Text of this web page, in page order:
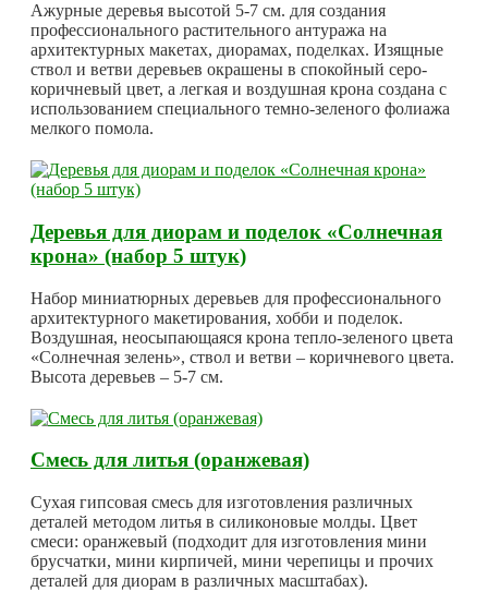
Ажурные деревья высотой 5-7 см. для создания
профессионального растительного антуража на
архитектурных макетах, диорамах, поделках. Изящные
ствол и ветви деревьев окрашены в спокойный серо-
коричневый цвет, а легкая и воздушная крона создана с
использованием специального темно-зеленого фолиажа
мелкого помола.
Деревья для диорам и поделок «Солнечная
крона» (набор 5 штук)
Набор миниатюрных деревьев для профессионального
архитектурного макетирования, хобби и поделок.
Воздушная, неосыпающаяся крона тепло-зеленого цвета
«Солнечная зелень», ствол и ветви – коричневого цвета.
Высота деревьев – 5-7 см.
Смесь для литья (оранжевая)
Сухая гипсовая смесь для изготовления различных
деталей методом литья в силиконовые молды. Цвет
смеси: оранжевый (подходит для изготовления мини
брусчатки, мини кирпичей, мини черепицы и прочих
деталей для диорам в различных масштабах).